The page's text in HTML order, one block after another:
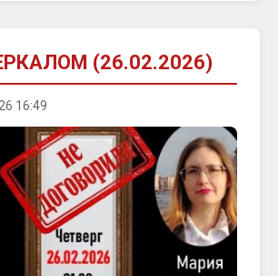
(26.02.2026)
16:49